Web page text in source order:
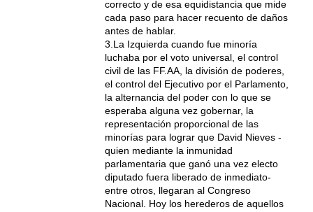
correcto y de esa equidistancia que mide
cada paso para hacer recuento de daños
antes de hablar.
3.La Izquierda cuando fue minoría
luchaba por el voto universal, el control
civil de las FF.AA, la división de poderes,
el control del Ejecutivo por el Parlamento,
la alternancia del poder con lo que se
esperaba alguna vez gobernar, la
representación proporcional de las
minorías para lograr que David Nieves -
quien mediante la inmunidad
parlamentaria que ganó una vez electo
diputado fuera liberado de inmediato-
entre otros, llegaran al Congreso
Nacional. Hoy los herederos de aquellos